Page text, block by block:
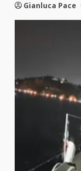
Gianluca Pace